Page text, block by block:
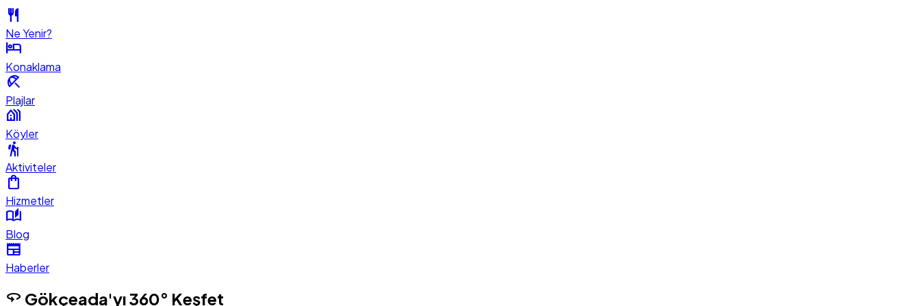
restaurant
Ne Yenir?
hotel
Konaklama
beach_access
Plajlar
holiday_village
Köyler
hiking
Aktiviteler
shopping_bag
Hizmetler
auto_stories
Blog
newspaper
Haberler
360 Gökçeada'yı 360° Keşfet